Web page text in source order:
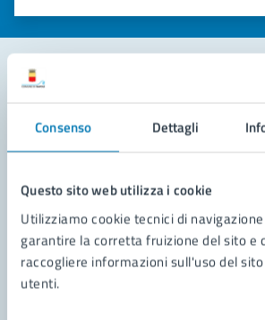
Consenso Dettagli
Questo sito web utilizza i cookie
Utilizziamo cookie tecnici di
garantire la corretta fruizione del sito e
raccogliere informazioni sull'uso del
utenti.
Valuta 5 stelle su 5
Valuta 4 stelle su 5
Valuta 3 stelle su 5
Valuta 2 stelle su 5
Valuta 1 stelle su 5
Leggi le domande frequenti
Richiedi assistenza
Prenota appuntamento
Problemi in città